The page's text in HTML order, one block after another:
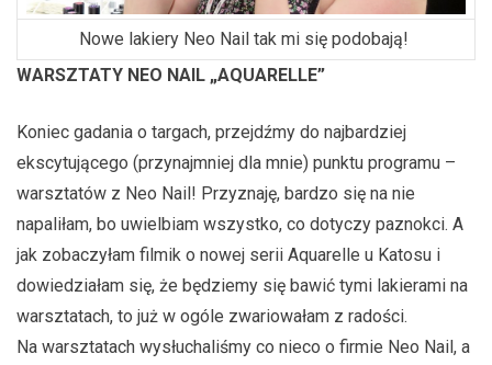
Nowe lakiery Neo Nail tak mi się podobają!
WARSZTATY NEO NAIL „AQUARELLE”
Koniec gadania o targach, przejdźmy do najbardziej
ekscytującego (przynajmniej dla mnie) punktu programu –
warsztatów z Neo Nail! Przyznaję, bardzo się na nie
napaliłam, bo uwielbiam wszystko, co dotyczy paznokci. A
jak zobaczyłam filmik o nowej serii Aquarelle u Katosu i
dowiedziałam się, że będziemy się bawić tymi lakierami na
warsztatach, to już w ogóle zwariowałam z radości.
Na warsztatach wysłuchaliśmy co nieco o firmie Neo Nail, a